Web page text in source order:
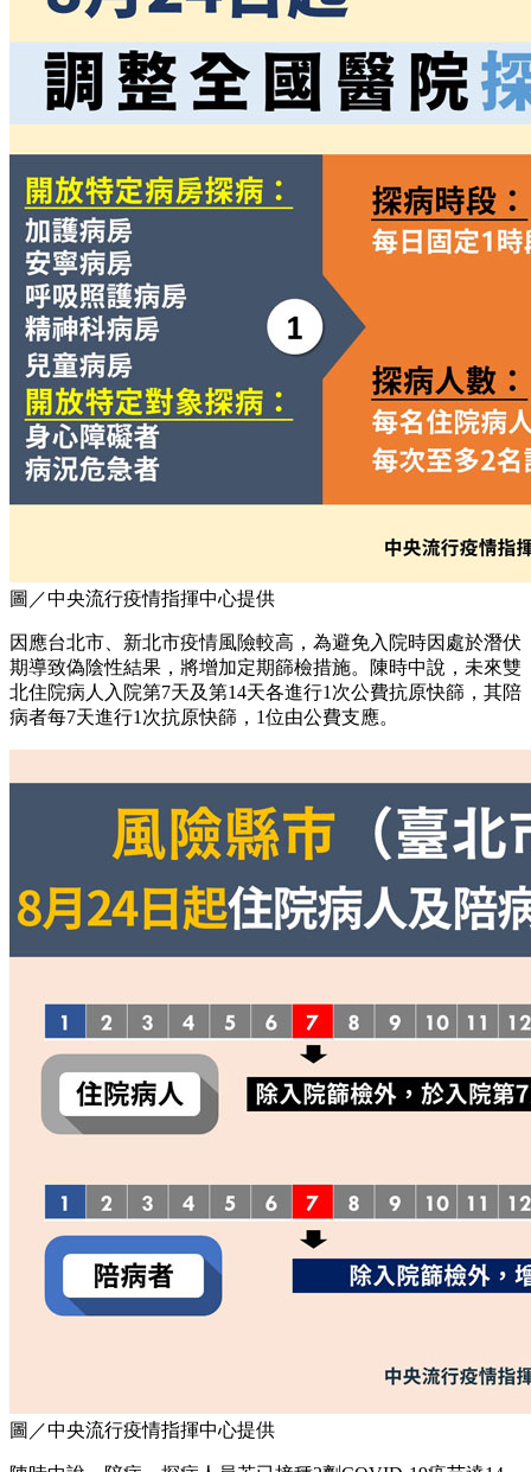
圖／中央流行疫情指揮中心提供
因應台北市、新北市疫情風險較高，為避免入院時因處於潛伏
期導致偽陰性結果，將增加定期篩檢措施。陳時中說，未來雙
北住院病人入院第7天及第14天各進行1次公費抗原快篩，其陪
病者每7天進行1次抗原快篩，1位由公費支應。
圖／中央流行疫情指揮中心提供